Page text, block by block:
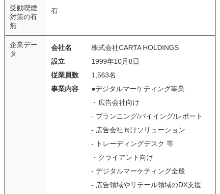
受動喫煙
対策の有
無
有
企業デー
タ
会社名
株式会社CARTA HOLDINGS
設立
1999年10月8日
従業員数
1,563名
事業内容
●デジタルマーケティング事業
・広告会社向け
- プランニング/バイイング/レポート
- 広告会社向けソリューション
- トレーディングデスク 等
・クライアント向け
- デジタルマーケティング全般
- 広告領域やリテール領域のDX支援